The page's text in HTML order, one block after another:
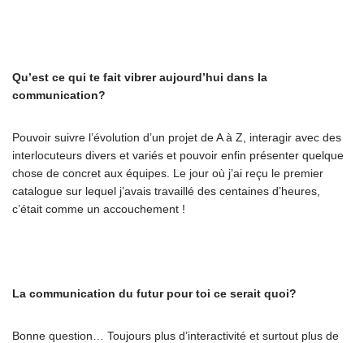
Qu’est ce qui te fait vibrer aujourd’hui dans la
communication?
Pouvoir suivre l’évolution d’un projet de A à Z, interagir avec des
interlocuteurs divers et variés et pouvoir enfin présenter quelque
chose de concret aux équipes. Le jour où j’ai reçu le premier
catalogue sur lequel j’avais travaillé des centaines d’heures,
c’était comme un accouchement !
La communication du futur pour toi ce serait quoi?
Bonne question… Toujours plus d’interactivité et surtout plus de